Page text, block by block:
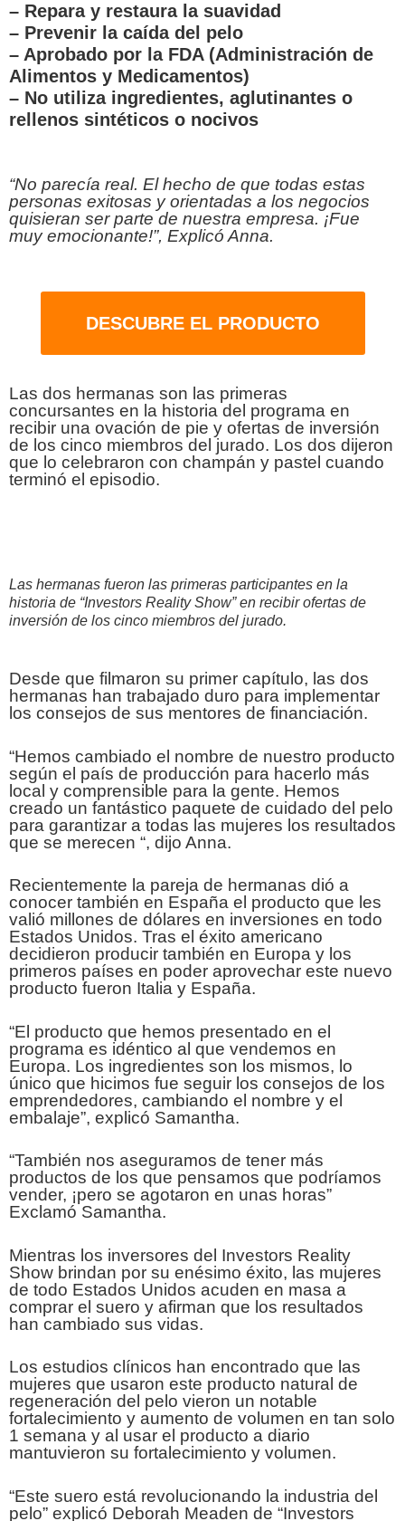
– Repara y restaura la suavidad
– Prevenir la caída del pelo
– Aprobado por la FDA (Administración de
Alimentos y Medicamentos)
– No utiliza ingredientes, aglutinantes o
rellenos sintéticos o nocivos
“No parecía real. El hecho de que todas estas
personas exitosas y orientadas a los negocios
quisieran ser parte de nuestra empresa. ¡Fue
muy emocionante!”, Explicó Anna.
DESCUBRE EL PRODUCTO
Las dos hermanas son las primeras
concursantes en la historia del programa en
recibir una ovación de pie y ofertas de inversión
de los cinco miembros del jurado. Los dos dijeron
que lo celebraron con champán y pastel cuando
terminó el episodio.
Las hermanas fueron las primeras participantes en la
historia de “Investors Reality Show” en recibir ofertas de
inversión de los cinco miembros del jurado.
Desde que filmaron su primer capítulo, las dos
hermanas han trabajado duro para implementar
los consejos de sus mentores de financiación.
“Hemos cambiado el nombre de nuestro producto
según el país de producción para hacerlo más
local y comprensible para la gente. Hemos
creado un fantástico paquete de cuidado del pelo
para garantizar a todas las mujeres los resultados
que se merecen “, dijo Anna.
Recientemente la pareja de hermanas dió a
conocer también en España el producto que les
valió millones de dólares en inversiones en todo
Estados Unidos. Tras el éxito americano
decidieron producir también en Europa y los
primeros países en poder aprovechar este nuevo
producto fueron Italia y España.
“El producto que hemos presentado en el
programa es idéntico al que vendemos en
Europa. Los ingredientes son los mismos, lo
único que hicimos fue seguir los consejos de los
emprendedores, cambiando el nombre y el
embalaje”, explicó Samantha.
“También nos aseguramos de tener más
productos de los que pensamos que podríamos
vender, ¡pero se agotaron en unas horas”
Exclamó Samantha.
Mientras los inversores del Investors Reality
Show brindan por su enésimo éxito, las mujeres
de todo Estados Unidos acuden en masa a
comprar el suero y afirman que los resultados
han cambiado sus vidas.
Los estudios clínicos han encontrado que las
mujeres que usaron este producto natural de
regeneración del pelo vieron un notable
fortalecimiento y aumento de volumen en tan solo
1 semana y al usar el producto a diario
mantuvieron su fortalecimiento y volumen.
“Este suero está revolucionando la industria del
pelo” explicó Deborah Meaden de “Investors